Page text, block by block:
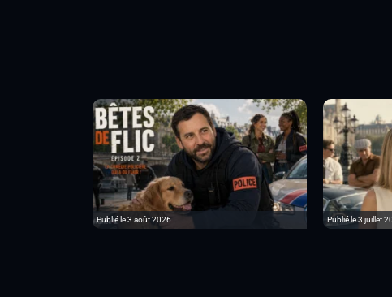
Publié le 3 août 2026 Publié le 3 juillet